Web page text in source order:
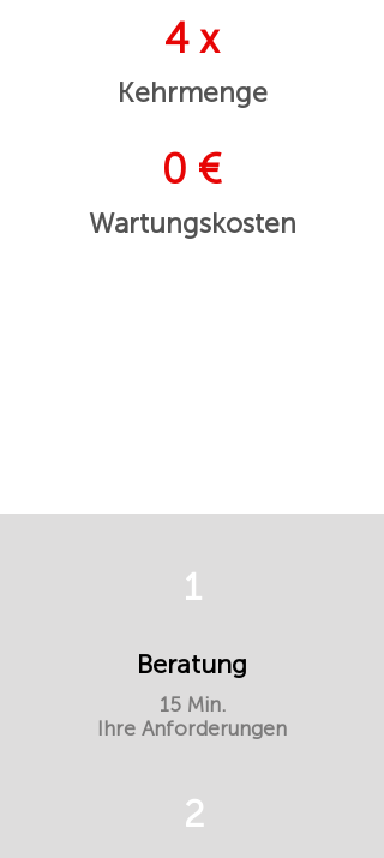
4 x
Kehrmenge
0 €
Wartungskosten
1
Beratung
15 Min.
Ihre Anforderungen
2